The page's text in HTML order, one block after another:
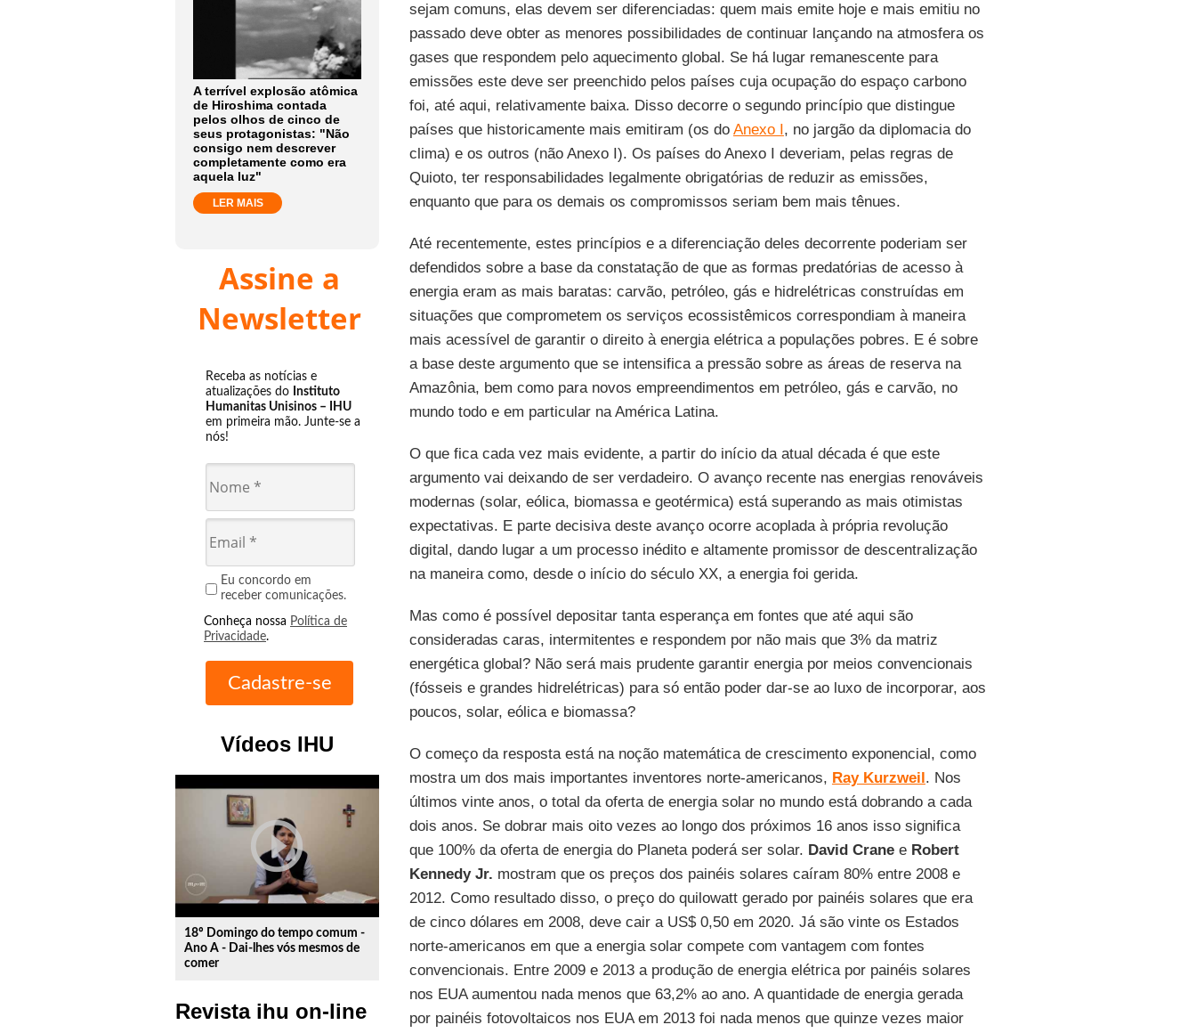
A terrível explosão atômica
de Hiroshima contada
pelos olhos de cinco de
seus protagonistas: "Não
consigo nem descrever
completamente como era
aquela luz"
LER MAIS
Assine a
Newsletter
Receba as notícias e
atualizações do Instituto
Humanitas Unisinos – IHU
em primeira mão. Junte-se a
nós!
Eu concordo em
receber comunicações.
Conheça nossa Política de
Privacidade.
Vídeos IHU
play_circle_outline
18º Domingo do tempo comum -
Ano A - Dai-lhes vós mesmos de
comer
Revista ihu on-line
sejam comuns, elas devem ser diferenciadas: quem mais emite hoje e mais emitiu no
passado deve obter as menores possibilidades de continuar lançando na atmosfera os
gases que respondem pelo aquecimento global. Se há lugar remanescente para
emissões este deve ser preenchido pelos países cuja ocupação do espaço carbono
foi, até aqui, relativamente baixa. Disso decorre o segundo princípio que distingue
países que historicamente mais emitiram (os do Anexo I, no jargão da diplomacia do
clima) e os outros (não Anexo I). Os países do Anexo I deveriam, pelas regras de
Quioto, ter responsabilidades legalmente obrigatórias de reduzir as emissões,
enquanto que para os demais os compromissos seriam bem mais tênues.
Até recentemente, estes princípios e a diferenciação deles decorrente poderiam ser
defendidos sobre a base da constatação de que as formas predatórias de acesso à
energia eram as mais baratas: carvão, petróleo, gás e hidrelétricas construídas em
situações que comprometem os serviços ecossistêmicos correspondiam à maneira
mais acessível de garantir o direito à energia elétrica a populações pobres. E é sobre
a base deste argumento que se intensifica a pressão sobre as áreas de reserva na
Amazônia, bem como para novos empreendimentos em petróleo, gás e carvão, no
mundo todo e em particular na América Latina.
O que fica cada vez mais evidente, a partir do início da atual década é que este
argumento vai deixando de ser verdadeiro. O avanço recente nas energias renováveis
modernas (solar, eólica, biomassa e geotérmica) está superando as mais otimistas
expectativas. E parte decisiva deste avanço ocorre acoplada à própria revolução
digital, dando lugar a um processo inédito e altamente promissor de descentralização
na maneira como, desde o início do século XX, a energia foi gerida.
Mas como é possível depositar tanta esperança em fontes que até aqui são
consideradas caras, intermitentes e respondem por não mais que 3% da matriz
energética global? Não será mais prudente garantir energia por meios convencionais
(fósseis e grandes hidrelétricas) para só então poder dar-se ao luxo de incorporar, aos
poucos, solar, eólica e biomassa?
O começo da resposta está na noção matemática de crescimento exponencial, como
mostra um dos mais importantes inventores norte-americanos, Ray Kurzweil. Nos
últimos vinte anos, o total da oferta de energia solar no mundo está dobrando a cada
dois anos. Se dobrar mais oito vezes ao longo dos próximos 16 anos isso significa
que 100% da oferta de energia do Planeta poderá ser solar. David Cranee Robert
Kennedy Jr. mostram que os preços dos painéis solares caíram 80% entre 2008 e
2012. Como resultado disso, o preço do quilowatt gerado por painéis solares que era
de cinco dólares em 2008, deve cair a US$ 0,50 em 2020. Já são vinte os Estados
norte-americanos em que a energia solar compete com vantagem com fontes
convencionais. Entre 2009 e 2013 a produção de energia elétrica por painéis solares
nos EUA aumentou nada menos que 63,2% ao ano. A quantidade de energia gerada
por painéis fotovoltaicos nos EUA em 2013 foi nada menos que quinze vezes maior